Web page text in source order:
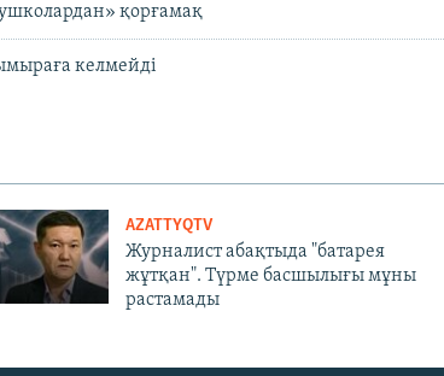
қорғамақ
келмейді
AZATTYQTV
Журналист абақтыда "батарея
жұтқан". Түрме басшылығы мұны
растамады